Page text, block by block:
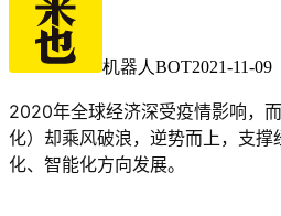
机器人BOT2021-11-09
2020年全球经济深受疫情影响，
化）却乘风破浪，逆势而上，支撑
化、智能化方向发展。